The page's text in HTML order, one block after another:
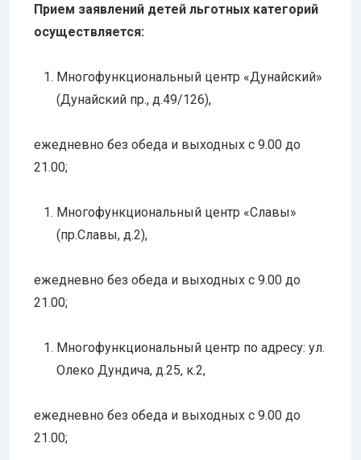
Прием заявлений детей льготных категорий
осуществляется:
Многофункциональный центр «Дунайский»
(Дунайский пр., д.49/126),
ежедневно без обеда и выходных с 9.00 до
21.00;
Многофункциональный центр «Славы»
(пр.Славы, д.2),
ежедневно без обеда и выходных с 9.00 до
21.00;
Многофункциональный центр по адресу: ул.
Олеко Дундича, д.25, к.2,
ежедневно без обеда и выходных с 9.00 до
21.00;